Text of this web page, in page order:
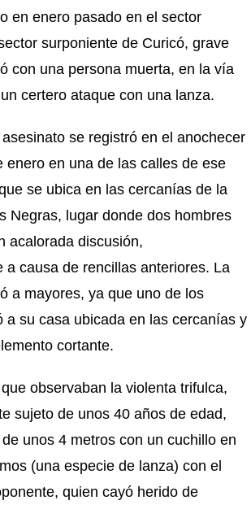
en enero pasado en el sector
surponiente de Curicó, grave
con una persona muerta, en la vía
certero ataque con una lanza.
se registró en el anochecer
enero en una de las calles de ese
se ubica en las cercanías de la
Negras, lugar donde dos hombres
acalorada discusión,
a causa de rencillas anteriores. La
a mayores, ya que uno de los
a su casa ubicada en las cercanías y
cortante.
observaban la violenta trifulca,
sujeto de unos 40 años de edad,
unos 4 metros con un cuchillo en
(una especie de lanza) con el
quien cayó herido de